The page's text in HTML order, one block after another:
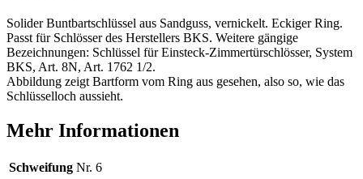
Solider Buntbartschlüssel aus Sandguss, vernickelt. Eckiger Ring.
Passt für Schlösser des Herstellers BKS. Weitere gängige
Bezeichnungen: Schlüssel für Einsteck-Zimmertürschlösser, System
BKS, Art. 8N, Art. 1762 1/2.
Abbildung zeigt Bartform vom Ring aus gesehen, also so, wie das
Schlüsselloch aussieht.
Mehr Informationen
Schweifung Nr. 6